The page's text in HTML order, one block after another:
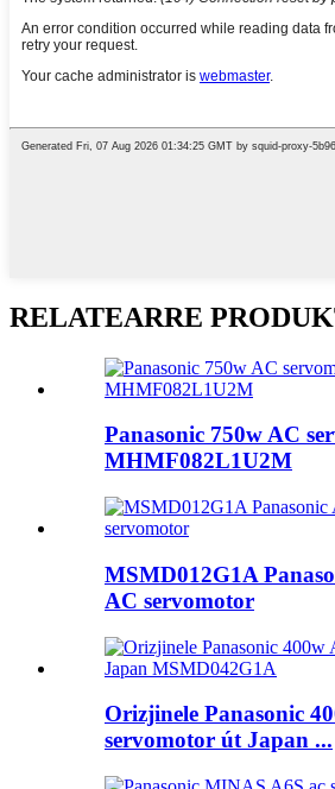
RELATEARRE
Panasonic 750w AC
MHMF082L1U2M
MSMD012G1A
AC servomotor
Orizjinele Panasonic
servomotor út Japan ...